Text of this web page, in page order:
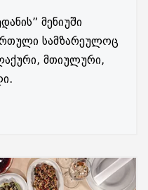
მენიუში
სამზარეულოც
მთიულური,